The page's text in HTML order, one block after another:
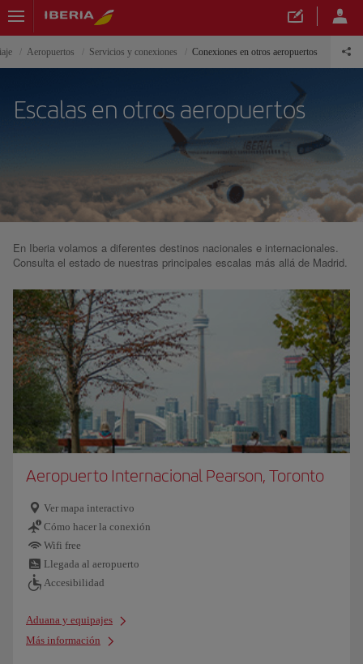
Aeropuertos Servicios y conexiones Conexiones en otros aeropuertos
Escalas en otros aeropuertos
En Iberia volamos a diferentes destinos nacionales e internacionales.
Consulta el estado de nuestras principales escalas más allá de Madrid.
Aeropuerto Internacional Pearson, Toronto
Ver mapa interactivo
Cómo hacer la conexión
Wifi free
Llegada al aeropuerto
Accesibilidad
Aduana y equipajes
Más información